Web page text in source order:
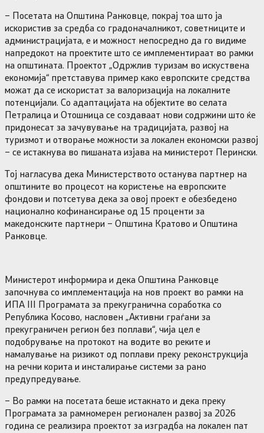
– Посетата на Општина Ранковце, покрај тоа што ја
искористив за средба со градоначалникот, советниците и
администрацијата, е и можност непосредно да го видиме
напредокот на проектите што се имплементираат во рамки
на општината. Проектот „Одржлив туризам во искуствена
економија“ претставува пример како европските средства
можат да се искористат за валоризација на локалните
потенцијали. Со адаптацијата на објектите во селата
Петралица и Отошница се создаваат нови содржини што ќе
придонесат за зачувување на традицијата, развој на
туризмот и отворање можности за локален економски развој
– се истакнува во пишаната изјава на министерот Перински.
Тој нагласува дека Министерството останува партнер на
општините во процесот на користење на европските
фондови и потсетува дека за овој проект е обезбедено
национално кофинансирање од 15 проценти за
македонските партнери – Општина Кратово и Општина
Ранковце.
Министерот информира и дека Општина Ранковце
започнува со имплементација на нов проект во рамки на
ИПА III Програмата за прекугранична соработка со
Република Косово, насловен „Активни граѓани за
прекуграничен регион без поплави“, чија цел е
подобрување на протокот на водите во реките и
намалување на ризикот од поплави преку реконструкција
на речни корита и инсталирање системи за рано
предупредување.
– Во рамки на посетата беше истакнато и дека преку
Програмата за рамномерен регионален развој за 2026
година се реализира проектот за изградба на локален пат